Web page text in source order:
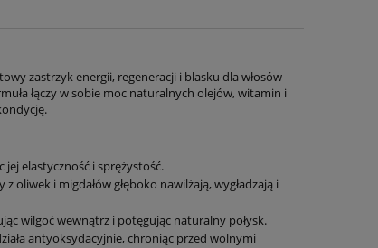
zastrzyk energii, regeneracji i blasku dla włosów
łączy w sobie moc naturalnych olejów, witamin i
elastyczność i sprężystość.
oliwek i migdałów głęboko nawilżają, wygładzają i
wilgoć wewnątrz i potęgując naturalny połysk.
antyoksydacyjnie, chroniąc przed wolnymi